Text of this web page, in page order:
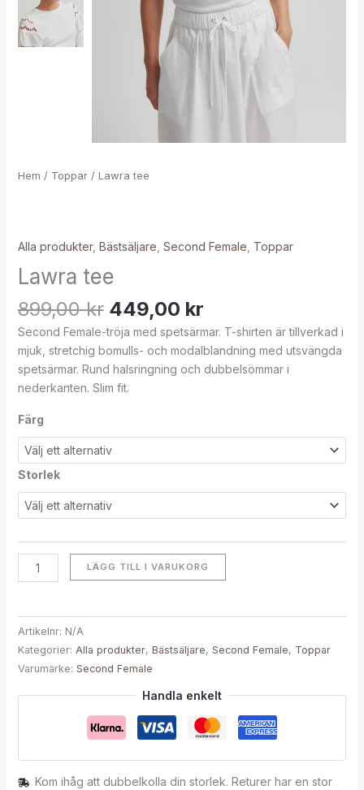
Hem / Toppar/ Lawra tee
Alla produkter, Bästsäljare Second Female Toppar
Lawra tee
899,00kr 449,00 kr
Second Female-tröja med spetsärmar. T-shirten är tillverkad i
mjuk, stretchig bomulls- och modalblandning med utsvängda
spetsärmar. Rund halsringning och dubbelsömmar i
nederkanten. Slim fit.
Färg
Storlek
LÄGG TILL I VARUKORG
Artikelnr: N/A
Kategorier: Alla produkter, Bästsäljare, Second Female, Toppar
Varumärke: Second Female
Handla enkelt
Kom ihåg att dubbelkolla din storlek. Returer har en stor